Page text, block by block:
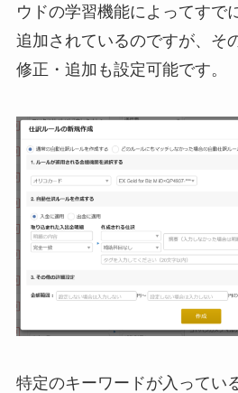
ウドの学習機能によってすで
追加されているのですが、そ
修正・追加も設定可能です。
特定のキーワードが入ってい